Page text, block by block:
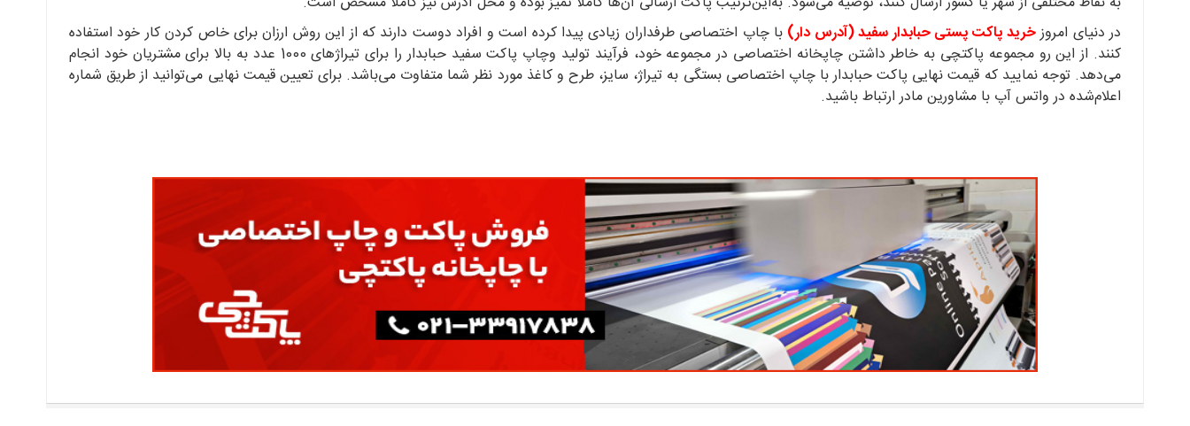
در دنیای امروزخرید پاکت پستی حبابدار سفید (آدرس‌ دار) با چاپ اختصاصی طرفداران زیادی پیدا کرده است و افراد دوست دارند که از این روش ارزان برای خاص کردن کار خود استفاده
کنند. از این رو مجموعه پاکتچی به خاطر داشتن چاپخانه اختصاصی در مجموعه خود، فرآیند تولید وچاپ پاکت سفید حبابدار را برای تیراژهای 1000 عدد به بالا برای مشتریان خود انجام
می‌دهد. توجه نمایید که قیمت نهایی پاکت حبابدار با چاپ اختصاصی بستگی به تیراژ، سایز، طرح و کاغذ مورد نظر شما متفاوت می‌باشد. برای تعیین قیمت نهایی می‌توانید از طریق شماره
اعلام‌شده در واتس آپ با مشاورین مادر ارتباط باشید.